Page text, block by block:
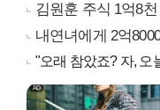
김원훈 주식 1억8
내연녀에게 2억
"오래 참았죠? 자, 오